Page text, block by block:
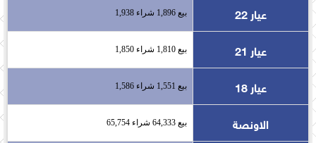
عيار 22 بيع 1,896 شراء 1,938
عيار 21 بيع 1,810 شراء 1,850
عيار 18 بيع 1,551 شراء 1,586
الاونصة بيع 64,333 شراء 65,754